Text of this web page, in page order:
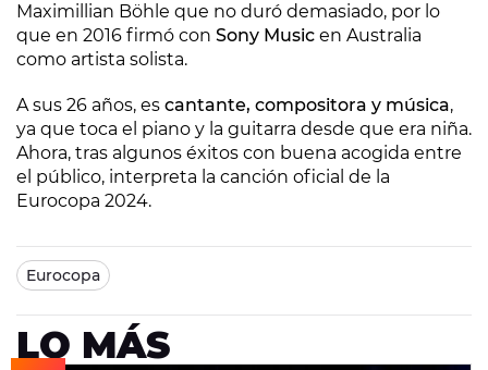
Maximillian Böhle que no duró demasiado, por lo
que en 2016 firmó con Sony Music en Australia
como artista solista.
A sus 26 años, es cantante, compositora y música,
ya que toca el piano y la guitarra desde que era niña.
Ahora, tras algunos éxitos con buena acogida entre
el público, interpreta la canción oficial de la
Eurocopa 2024.
Eurocopa
LO MÁS